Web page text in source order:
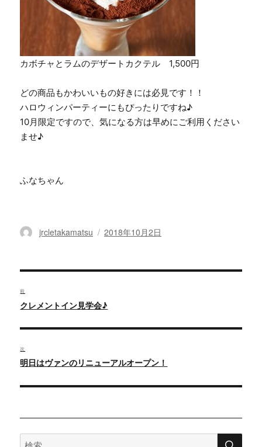
カボチャとラムのデザートカクテル 1,500円
どの商品もかわいいもの好きには必見です！！
ハロウィンパーティーにもぴったりですね♪
10月限定ですので、気になる方は早めにご利用ください
ませ♪
ふなちゃん
投
jrcletakamatsu
投
2018年10月2日
稿
ナ
ー
シ
前
過
の
投
稿:
クレメントイン見学会♪
次
次
投
明日はヴァンのリニューアルオープン！
検 検